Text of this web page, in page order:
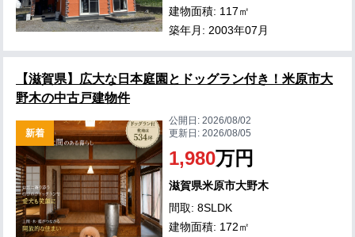
建物面積: 117㎡
築年月: 2003年07月
【滋賀県】広大な日本庭園とドッグラン付き！米原市大
野木の中古戸建物件
新着
公開日:2026/08/02
更新日:2026/08/05
1,980万円
滋賀県米原市大野木
間取: 8SLDK
建物面積: 172㎡